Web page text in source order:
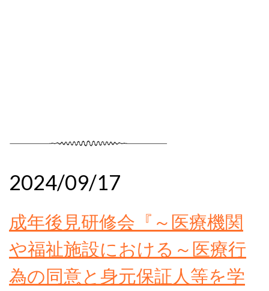
2024/09/17
成年後見研修会『～医療機関
や福祉施設における～医療行
為の同意と身元保証人等を学